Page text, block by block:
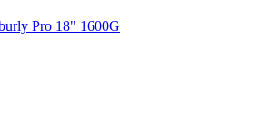
Pro 18" 1600G